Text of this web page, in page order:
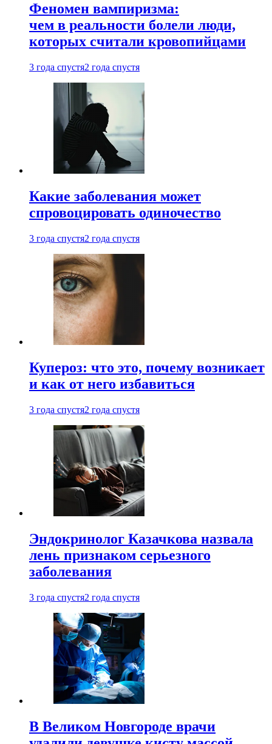
Феномен вампиризма:
чем в реальности болели люди,
которых считали кровопийцами
3 года спустя2 года спустя
Какие заболевания может
спровоцировать одиночество
3 года спустя2 года спустя
Купероз: что это, почему возникает
и как от него избавиться
3 года спустя2 года спустя
Эндокринолог Казачкова назвала
лень признаком серьезного
заболевания
3 года спустя2 года спустя
В Великом Новгороде врачи